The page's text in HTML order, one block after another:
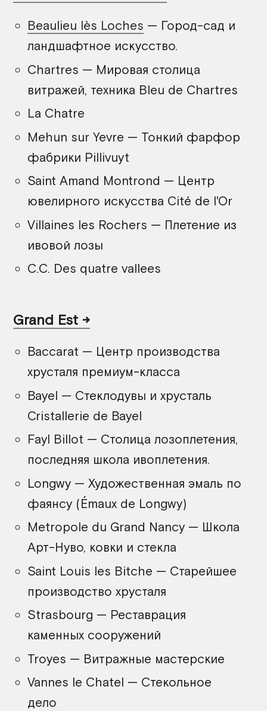
Beaulieu lès Loches — Город-сад и
ландшафтное искусство.
Chartres — Мировая столица
витражей, техника Bleu de Chartres
La Chatre
Mehun sur Yevre — Тонкий фарфор
фабрики Pillivuyt
Saint Amand Montrond — Центр
ювелирного искусства Cité de l'Or
Villaines les Rochers — Плетение из
ивовой лозы
C.C. Des quatre vallees
Grand Est
Baccarat — Центр производства
хрусталя премиум-класса
Bayel — Стеклодувы и хрусталь
Cristallerie de Bayel
Fayl Billot — Столица лозоплетения,
последняя школа ивоплетения.
Longwy — Художественная эмаль по
фаянсу (Émaux de Longwy)
Metropole du Grand Nancy — Школа
Арт-Нуво, ковки и стекла
Saint Louis les Bitche — Старейшее
производство хрусталя
Strasbourg — Реставрация
каменных сооружений
Troyes — Витражные мастерские
Vannes le Chatel — Стекольное
дело